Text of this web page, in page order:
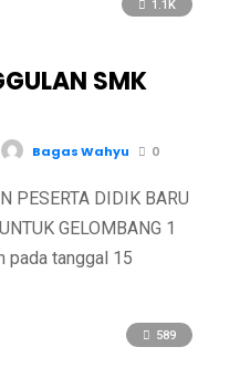
1.1K
SMK
Bagas Wahyu 0
PESERTA DIDIK BARU
GELOMBANG 1
pada tanggal 15
589